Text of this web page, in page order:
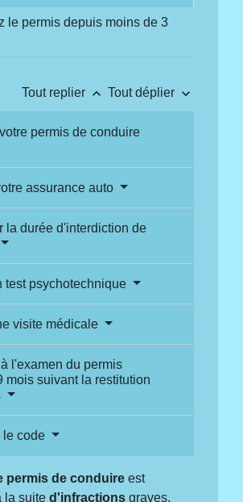
le permis depuis moins de 3
Tout replier keyboard_arrow_up Tout déplier keyboard_arrow_down
permis de conduire
assurance auto
la durée d'interdiction de
test psychotechnique
visite médicale
l'examen du permis
mois suivant la restitution
le code
permis de conduire est
la suited'infractions graves.